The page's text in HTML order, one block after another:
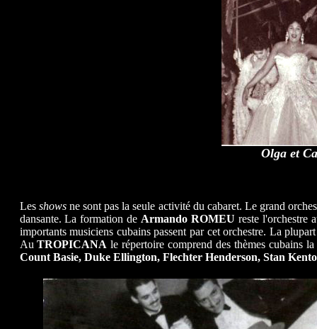
Olga et
Les showsne sont pas la seule activité du cabaret. Le grand
dansante. La formation de Armando ROMEU reste l'orchestre
importants musiciens cubains passent par cet orchestre. La
AuTROPICANA le répertoire comprend des thèmes cubains
Count Basie, Duke Ellington, Flechter Henderson, Stan